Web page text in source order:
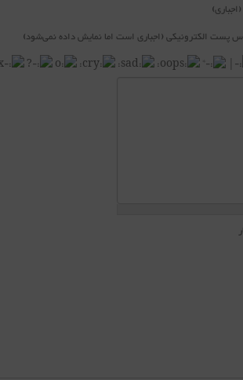
پست الکترونیکی (اجباری است اما نمایش داده نمی‌شود)